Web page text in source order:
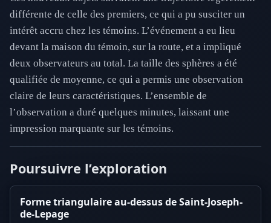
différente de celle des premiers, ce qui a pu susciter un
intérêt accru chez les témoins. L’événement a eu lieu
devant la maison du témoin, sur la route, et a impliqué
deux observateurs au total. La taille des sphères a été
qualifiée de moyenne, ce qui a permis une observation
claire de leurs caractéristiques. L’ensemble de
l’observation a duré quelques minutes, laissant une
impression marquante sur les témoins.
Poursuivre l’exploration
Forme triangulaire au-dessus de Saint-Joseph-
de-Lepage